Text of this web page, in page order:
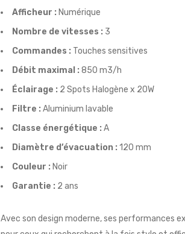
Afficheur : Numérique
Nombre de vitesses : 3
Commandes : Touches sensitives
Débit maximal : 850 m3/h
Éclairage : 2 Spots Halogène x 20W
Filtre : Aluminium lavable
Classe énergétique : A
Diamètre d’évacuation : 120 mm
Couleur : Noir
Garantie : 2 ans
Avec son design moderne, ses performances